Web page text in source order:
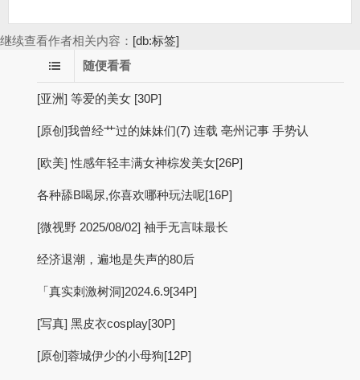
继续查看作者相关内容： [db:标签]
随便看看
[亚洲] 等爱的美女 [30P]
[原创]我曾经艹过的妹妹们(7) 连载 亳州记事 手势认
[欧美] 性感年轻丰满女神棕发美女[26P]
各种舔B喝尿,你喜欢哪种玩法呢[16P]
[微视野 2025/08/02] 袖手无言味最长
经济退潮，遍地是失声的80后
「真实刺激树洞]2024.6.9[34P]
[写真] 黑皮衣cosplay[30P]
[原创]蓉城伊少的小母狗[12P]